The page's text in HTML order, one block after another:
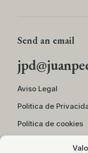
Send an email
Aviso Legal
Politica de
Política de cookies